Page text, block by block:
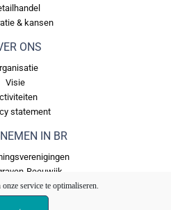
service te optimaliseren.
& kansen
ONS
Visie
statement
IN BR
Reeuwijk
in
Reeuwijk